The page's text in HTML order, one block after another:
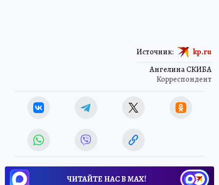
Ангелина СКИБА
Корреспондент
Источник: kp.ru
ЧИТАЙТЕ НАС В МАХ!